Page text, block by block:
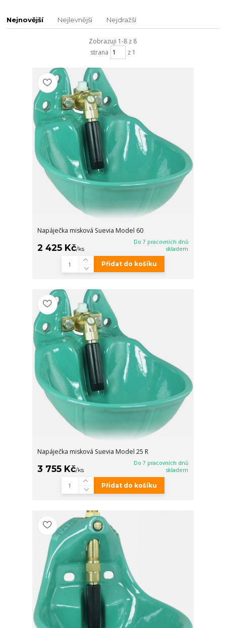
Nejnovější Nejlevnější Nejdražší
Zobrazuji 1-8 z 8
strana
z 1
Napáječka misková Suevia Model 60
2 425 Kč/ks
Do 7 pracovních dnů
skladem
Přidat do košíku
Napáječka misková Suevia Model 25 R
3 755 Kč/ks
Do 7 pracovních dnů
skladem
Přidat do košíku